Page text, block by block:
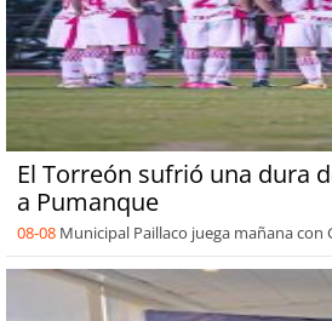
El Torreón sufrió una dura
a Pumanque
08-08 Municipal Paillaco juega mañana con